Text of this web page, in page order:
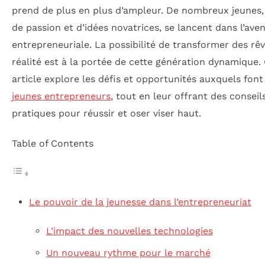
prend de plus en plus d’ampleur. De nombreux
de passion et d’idées novatrices, se lancent dans
entrepreneuriale. La possibilité de transformer des
réalité est à la portée de cette génération dynamique.
article explore les défis et opportunités auxquels font
jeunes entrepreneurs, tout en leur offrant des
pratiques pour réussir et oser viser haut.
Table of Contents
Le pouvoir de la jeunesse dans l’entrepreneuriat
L’impact des nouvelles technologies
Un nouveau rythme pour le marché